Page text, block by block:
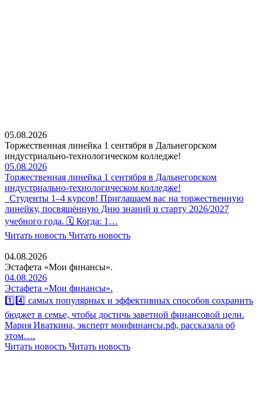
05.08.2026
Торжественная линейка 1 сентября в Дальнегорском
индустриально-технологическом колледже!
05.08.2026
Торжественная линейка 1 сентября в Дальнегорском
индустриально-технологическом колледже!
Студенты 1–4 курсов! Приглашаем вас на торжественную
линейку, посвящённую Дню знаний и старту 2026/2027
учебного года. 🗓 Когда: 1…
Читать новость Читать новость
04.08.2026
Эстафета «Мои финансы».
04.08.2026
Эстафета «Мои финансы».
1️⃣4️⃣ самых популярных и эффективных способов сохранить
бюджет в семье, чтобы достичь заветной финансовой цели.
Мария Иваткина, эксперт моифинансы.рф, рассказала об
этом….
Читать новость Читать новость